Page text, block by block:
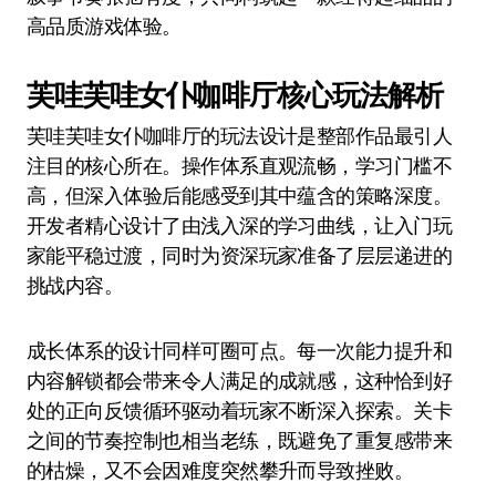
高品质游戏体验。
芙哇芙哇女仆咖啡厅核心玩法解析
芙哇芙哇女仆咖啡厅的玩法设计是整部作品最引人
注目的核心所在。操作体系直观流畅，学习门槛不
高，但深入体验后能感受到其中蕴含的策略深度。
开发者精心设计了由浅入深的学习曲线，让入门玩
家能平稳过渡，同时为资深玩家准备了层层递进的
挑战内容。
成长体系的设计同样可圈可点。每一次能力提升和
内容解锁都会带来令人满足的成就感，这种恰到好
处的正向反馈循环驱动着玩家不断深入探索。关卡
之间的节奏控制也相当老练，既避免了重复感带来
的枯燥，又不会因难度突然攀升而导致挫败。